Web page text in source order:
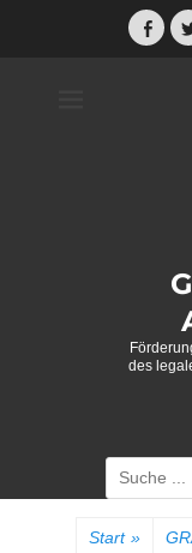
des
Suche
nach:
Start »